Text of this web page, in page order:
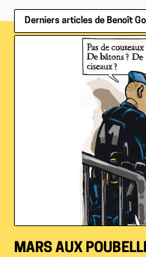
Derniers articles de Benoît
MARS AUX